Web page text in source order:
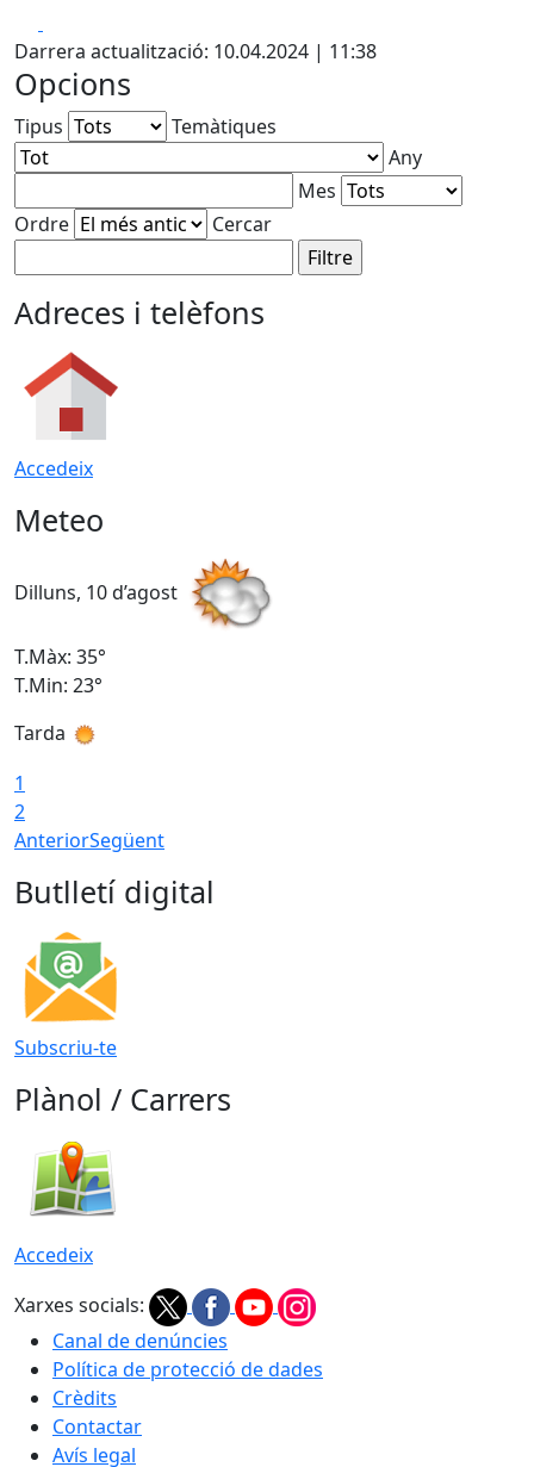
Darrera actualització: 10.04.2024 | 11:38
Opcions
Tipus
Temàtiques
Any
Mes
Ordre
Cercar
Adreces i telèfons
Accedeix
Meteo
Dilluns, 10 d’agost
T.Màx: 35°
T.Min: 23°
Tarda
1
2
AnteriorSegüent
Butlletí digital
Subscriu-te
Plànol / Carrers
Accedeix
Xarxes socials:
Canal de denúncies
Política de protecció de dades
Crèdits
Contactar
Avís legal